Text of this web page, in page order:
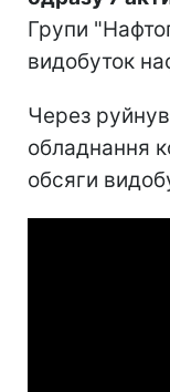
Групи
видобуток
Через
обладнання
обсяги